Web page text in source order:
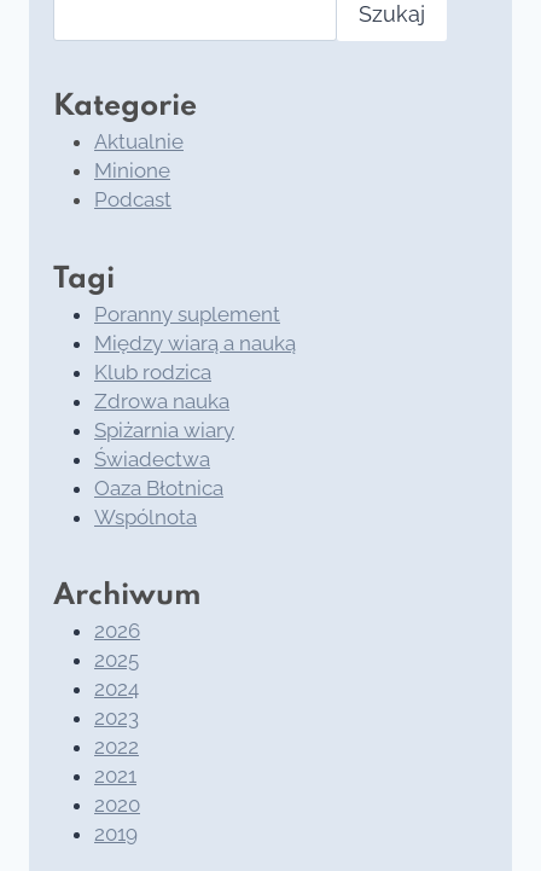
Szukaj
Kategorie
Aktualnie
Minione
Podcast
Tagi
Poranny suplement
Między wiarą a nauką
Klub rodzica
Zdrowa nauka
Spiżarnia wiary
Świadectwa
Oaza Błotnica
Wspólnota
Archiwum
2026
2025
2024
2023
2022
2021
2020
2019